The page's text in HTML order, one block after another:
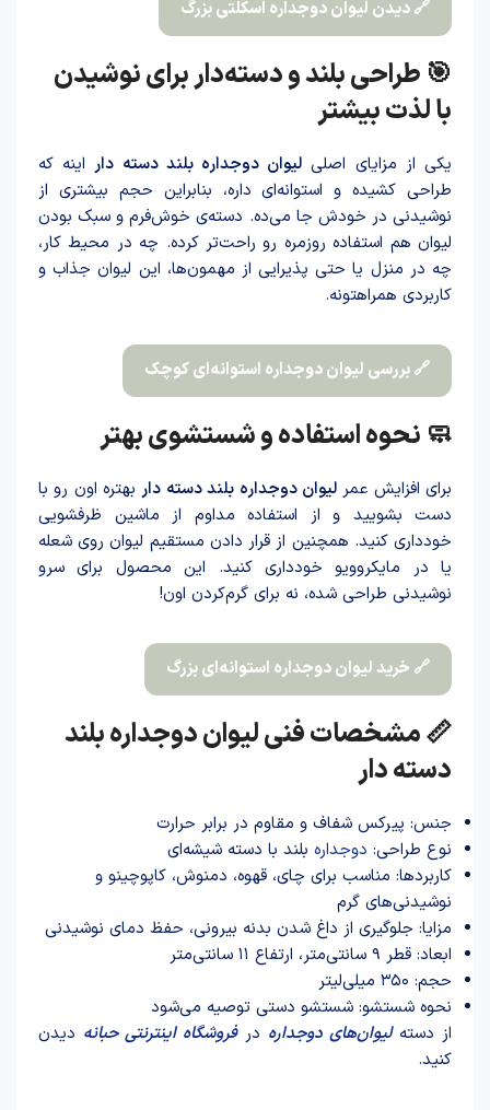
🔗 دیدن لیوان دوجداره اسکلتی بزرگ
🎯 طراحی بلند و دسته‌دار برای نوشیدن
با لذت بیشتر
یکی از مزایای اصلی لیوان دوجداره بلند دسته د‌اراینه که
طراحی کشیده و استوانه‌ای داره، بنابراین حجم بیشتری از
نوشیدنی در خودش جا می‌ده. دسته‌ی خوش‌فرم و سبک بودن
لیوان هم استفاده روزمره رو راحت‌تر کرده. چه در محیط کار،
چه در منزل یا حتی پذیرایی از مهمون‌ها، این لیوان جذاب و
کاربردی همراهتونه.
🔗 بررسی لیوان دوجداره استوانه‌ای کوچک
🧼 نحوه استفاده و شستشوی بهتر
برای افزایش عمرلیوان دوجداره بلند دسته د‌اربهتره اون رو با
دست بشویید و از استفاده مداوم از ماشین ظرفشویی
خودداری کنید. همچنین از قرار دادن مستقیم لیوان روی شعله
یا در مایکروویو خودداری کنید. این محصول برای سرو
نوشیدنی طرا‌حی شد‌ه، نه برای گرم‌کردن اون!
🔗 خرید لیوان دوجداره استوانه‌ای بزرگ
📏 مشخصات فنی لیوان دوجداره بلند
دسته دار
جنس: پیرکس شفاف و مقاوم در برابر حرارت
نوع طراحی: دوجداره بلند با دسته شیشه‌ای
کاربردها: مناسب برای چای، قهوه، دمنوش، کاپوچینو و
نوشیدنی‌های گرم
مزایا: جلوگیری از داغ شدن بدنه بیرونی، حفظ دمای نوشیدنی
ابعاد: قطر ۹ سانتی‌متر، ارتفاع ۱۱ سانتی‌متر
حجم: ۳۵۰ میلی‌لیتر
نحوه شستشو: شستشو دستی توصیه می‌شود
از دستهلیوان‌های دوجداره درفروشگاه اینترنتی حبانه دیدن
کنید.